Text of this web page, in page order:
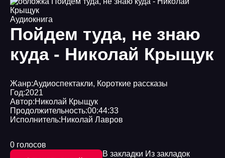
Аудиокнига
Пойдем туда, не знаю
куда - Николай Крыщук
Жанр:Аудиоспектакли, Короткие рассказы
Год:2021
Автор:Николай Крыщук
Продолжительность:00:44:33
Исполнитель:Николай Лавров
0 голосов
В закладки Из закладок